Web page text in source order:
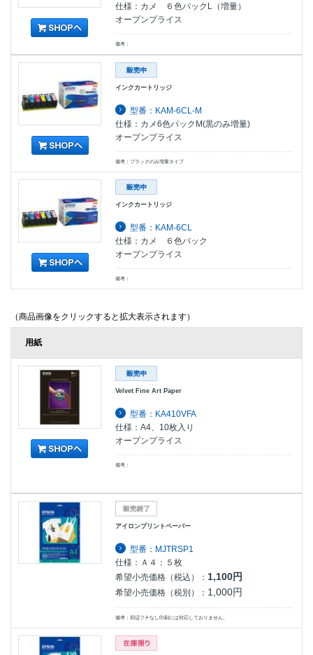
仕様：カメ ６色パックL（増量）
オープンプライス
備考：
インクカートリッジ
型番：KAM-6CL-M
仕様：カメ6色パックM(黒のみ増量)
オープンプライス
備考：ブラックのみ増量タイプ
インクカートリッジ
型番：KAM-6CL
仕様：カメ ６色パック
オープンプライス
備考：
（商品画像をクリックすると拡大表示されます）
用紙
Velvet Fine Art Paper
型番：KA410VFA
仕様：A4、10枚入り
オープンプライス
備考：
アイロンプリントペーパー
型番：MJTRSP1
仕様：Ａ４：５枚
希望小売価格（税込）：1,100円
希望小売価格（税別）： 1,000円
備考：四辺フチなし印刷には対応しておりません。